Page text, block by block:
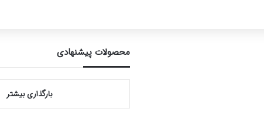
محصولات پیشنهادی
بارگذاری بیشتر